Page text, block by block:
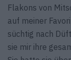
Flakons von
auf meiner
süchtig nach
sie mir ihre